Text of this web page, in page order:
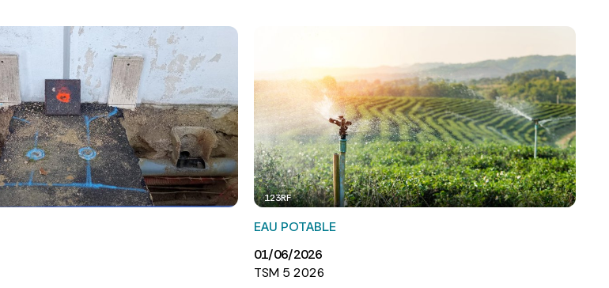
123RF
EAU POTABLE
01/06/2026
TSM 5 2026